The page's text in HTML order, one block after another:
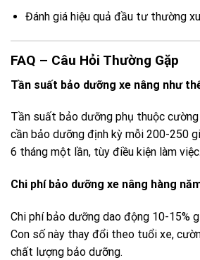
Đánh giá hiệu quả đầu tư thường
FAQ – Câu Hỏi Thường Gặp
Tần suất bảo dưỡng xe nâng như
Tần suất bảo dưỡng phụ thuộc
cần bảo dưỡng định kỳ mỗi 200-250
6 tháng một lần, tùy điều kiện làm việc.
Chi phí bảo dưỡng xe nâng hàng
Chi phí bảo dưỡng dao động 10-15%
Con số này thay đổi theo tuổi xe,
chất lượng bảo dưỡng.